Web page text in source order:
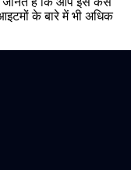
के बारे में भी अधिक